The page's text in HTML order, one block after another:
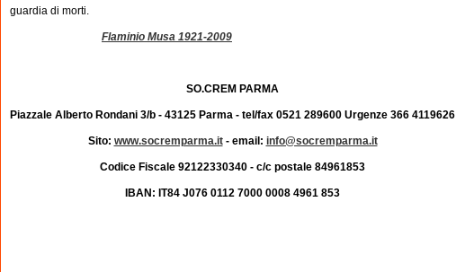
guardia di morti.
Flaminio Musa 1921-2009
SO.CREM PARMA
Piazzale Alberto Rondani 3/b - 43125 Parma - tel/fax 0521 289600 Urgenze 366 4119626
Sito: www.socremparma.it- email: info@socremparma.it
Codice Fiscale 92122330340 - c/c postale 84961853
IBAN: IT84 J076 0112 7000 0008 4961 853